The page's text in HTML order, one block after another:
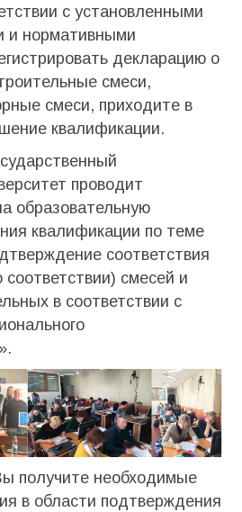
с установленными
и нормативными
декларацию о
смеси,
смеси, приходите в
квалификации.
проводит
образовательную
квалификации по теме
соответствия
смесей и
в соответствии с
получите необходимые
в области подтверждения